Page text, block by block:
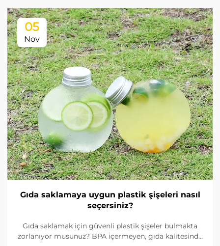
05
Nov
Gıda saklamaya uygun plastik şişeleri nasıl
seçersiniz?
Gıda saklamak için güvenli plastik şişeler bulmakta
zorlanıyor musunuz? BPA içermeyen, gıda kalitesinde